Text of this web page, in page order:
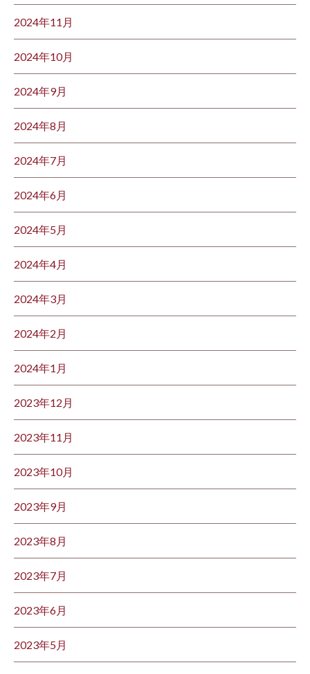
2024年11月
2024年10月
2024年9月
2024年8月
2024年7月
2024年6月
2024年5月
2024年4月
2024年3月
2024年2月
2024年1月
2023年12月
2023年11月
2023年10月
2023年9月
2023年8月
2023年7月
2023年6月
2023年5月